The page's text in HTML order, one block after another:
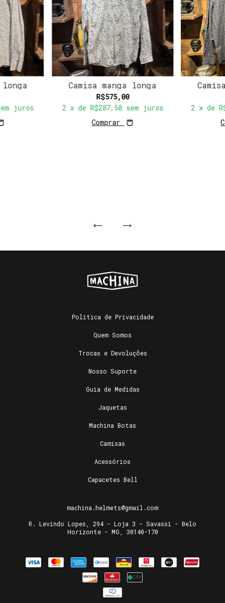
longa
juros
Camisa manga longa
R$575,00
2 x de R$287,50 sem juros
Comprar
2 x de
Política de Privacidade
Quem Somos
Trocas e Devoluções
Nosso Suporte
Guia de Medidas
Jaquetas
Machina Botas
Camisas
Acessórios
Capacetes Bell
machina.helmets@gmail.com
R. Levindo Lopes, 294 - Loja 3 - Savassi - Belo
Horizonte - MG, 30140-170